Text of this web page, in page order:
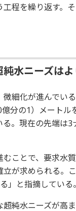
程を繰り返す。
水ニーズは
細化が進んでい
分の1）メート
。現在の先端は
ことで、要求水
が求められる。
」と指摘している。
純水ニーズが高